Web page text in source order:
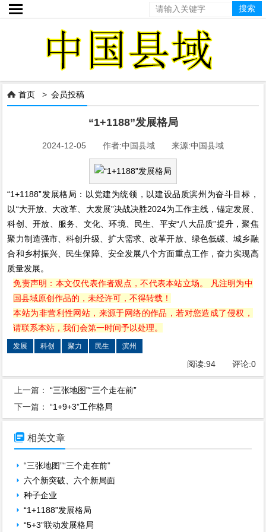

 首页 >会员投稿
“1+1188”发展格局
2024-12-05 作者:中国县域 来源:中国县域
“1+1188”发展格局：以党建为统领，以建设品质滨州为奋斗目标，
以“大开放、大改革、大发展”决战决胜2024为工作主线，锚定发展、
科创、开放、服务、文化、环境、民生、平安“八大品质”提升，聚焦
聚力制造强市、科创升级、扩大需求、改革开放、绿色低碳、城乡融
合和乡村振兴、民生保障、安全发展八个方面重点工作，奋力实现高
质量发展。
免责声明：本文仅代表作者观点，不代表本站立场。 凡注明为中
国县域原创作品的，未经许可，不得转载！
本站为非营利性网站，来源于网络的作品，若对您造成了侵权，
请联系本站，我们会第一时间予以处理。
发展 科创 聚力 民生 滨州
阅读:94评论:0
上一篇：“三张地图”“三个走在前”
下一篇：“1+9+3”工作格局
 相关文章
“三张地图”“三个走在前”
六个新突破、六个新局面
种子企业
“1+1188”发展格局
“5+3”联动发展格局